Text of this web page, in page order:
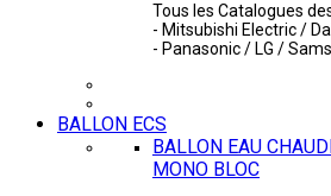
Tous les Catalogues
- Mitsubishi Electric /
- Panasonic / LG /
BALLON ECS
BALLON EAU
MONO BLOC